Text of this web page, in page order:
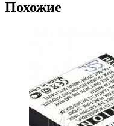
Похожие